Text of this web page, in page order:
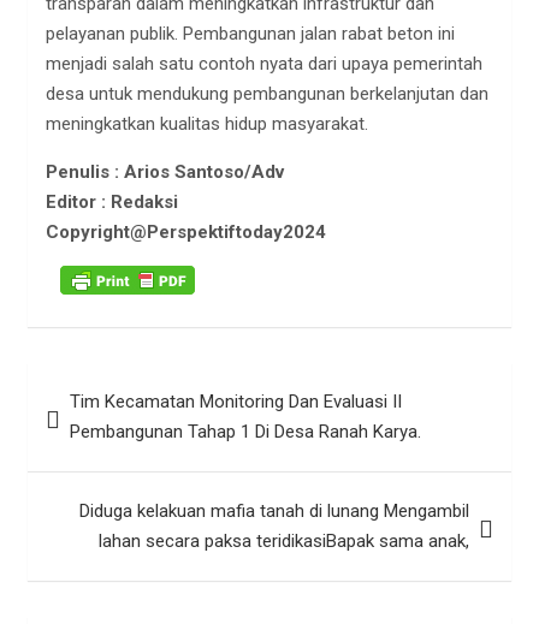
pelayanan publik. Pembangunan jalan rabat beton ini
menjadi salah satu contoh nyata dari upaya pemerintah
desa untuk mendukung pembangunan berkelanjutan dan
meningkatkan kualitas hidup masyarakat.
Penulis : Arios Santoso/Adv
Editor : Redaksi
Copyright@Perspektiftoday2024
posTim Kecamatan Monitoring Dan Evaluasi II
Pembangunan Tahap 1 Di Desa Ranah Karya.
Diduga kelakuan mafia tanah di lunang Mengambil
lahan secara paksa teridikasiBapak sama anak,